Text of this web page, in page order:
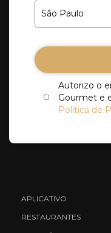
Autorizo o
Gourmet e
Política de
APLICATIVO
RESTAURANTES